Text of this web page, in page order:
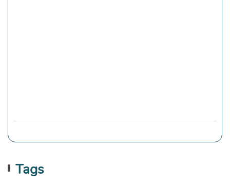
Tags